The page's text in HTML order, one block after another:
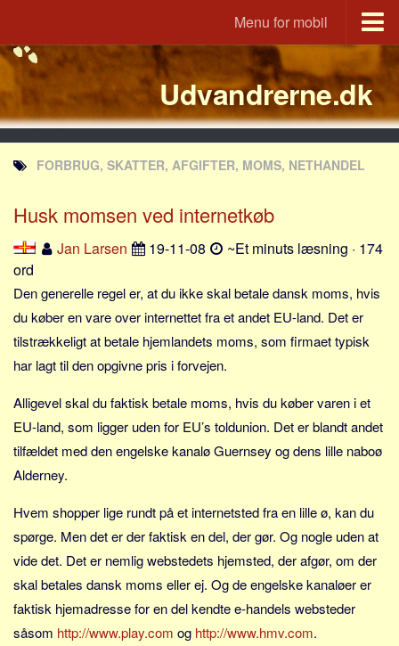
Menu for mobil
Portal
Udvandrerne.dk
Utvandrerne.no
Utvandrarna.se
Tyskland.dk
England.dk
JLKM.dk
Lande
Tyrkiet
Spanien
Frankrig
Sverige
Norge
Thailand
Grækenland
USA
Nøgleord
Bolig
Udvandrerne.dk
FORBRUG, SKATTER, AFGIFTER, MOMS, NETHANDEL
Husk momsen ved internetkøb
Jan Larsen 19-11-08
~Et minuts læsning · 174
ord
Den generelle regel er, at du ikke skal betale dansk moms, hvis
du køber en vare over internettet fra et andet EU-land. Det er
tilstrækkeligt at betale hjemlandets moms, som firmaet typisk
har lagt til den opgivne pris i forvejen.
Alligevel skal du faktisk betale moms, hvis du køber varen i et
EU-land, som ligger uden for EU’s toldunion. Det er blandt andet
tilfældet med den engelske kanalø Guernsey og dens lille naboø
Alderney.
Hvem shopper lige rundt på et internetsted fra en lille ø, kan du
spørge. Men det er der faktisk en del, der gør. Og nogle uden at
vide det. Det er nemlig webstedets hjemsted, der afgør, om der
skal betales dansk moms eller ej. Og de engelske kanaløer er
faktisk hjemadresse for en del kendte e-handels websteder
såsom http://www.play.com og http://www.hmv.com.